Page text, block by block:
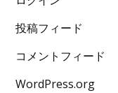
投稿フィード
コメントフィード
WordPress.org